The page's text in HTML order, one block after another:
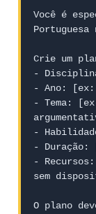
Você é
Crie um
-
- Ano: [ex:
- Tema:
-
- Duração:
-
sem
O plano